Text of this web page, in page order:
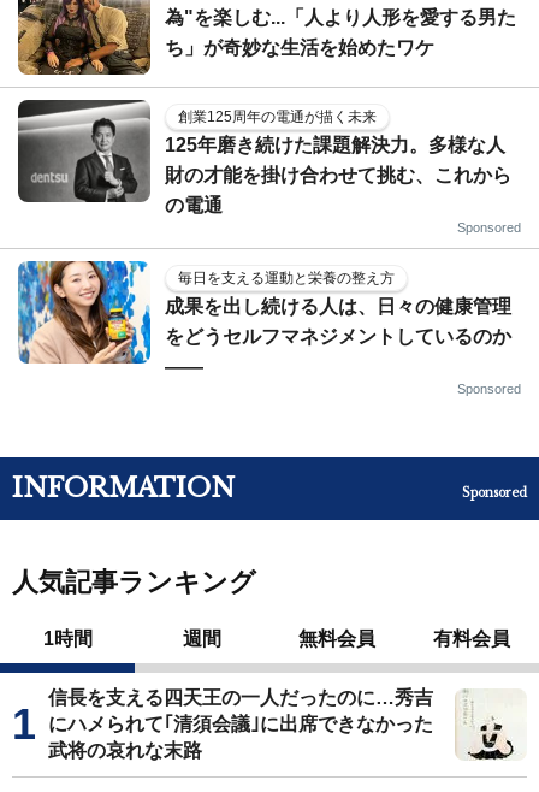
為"を楽しむ...「人より人形を愛する男た
ち」が奇妙な生活を始めたワケ
創業125周年の電通が描く未来
125年磨き続けた課題解決力。多様な人
財の才能を掛け合わせて挑む、これから
の電通
Sponsored
毎日を支える運動と栄養の整え方
成果を出し続ける人は、日々の健康管理
をどうセルフマネジメントしているのか
——
Sponsored
INFORMATION Sponsored
人気記事ランキング
1時間 週間 無料会員 有料会員
信長を支える四天王の一人だったのに…秀吉
にハメられて｢清須会議｣に出席できなかった
武将の哀れな末路